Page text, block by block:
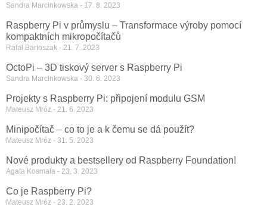
Sandra Marcinkowska 17. 8. 2023
Raspberry Pi v průmyslu – Transformace výroby pomocí
kompaktních mikropočítačů
Rafał Bartoszak 21. 7. 2023
OctoPi – 3D tiskový server s Raspberry Pi
Sandra Marcinkowska 30. 6. 2023
Projekty s Raspberry Pi: připojení modulu GSM
Mateusz Mróz 21. 6. 2023
Minipočítač – co to je a k čemu se dá použít?
Mateusz Mróz 31. 5. 2023
Nové produkty a bestsellery od Raspberry Foundation!
Agata Kosmala 23. 3. 2023
Co je Raspberry Pi?
Mateusz Mróz 23. 2. 2023